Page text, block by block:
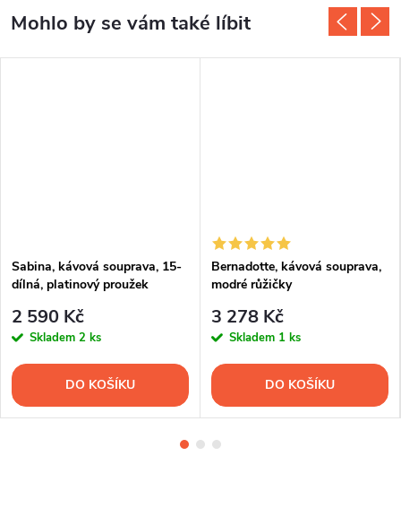
Sabina, kávová souprava, 15-
dílná, platinový proužek
2 590 Kč
Skladem 2 ks
DO KOŠÍKU
Bernadotte, kávová souprava,
modré růžičky
3 278 Kč
Skladem 1 ks
DO KOŠÍKU